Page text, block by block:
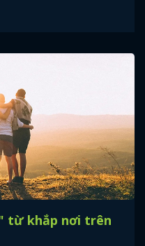
từ khắp nơi trên